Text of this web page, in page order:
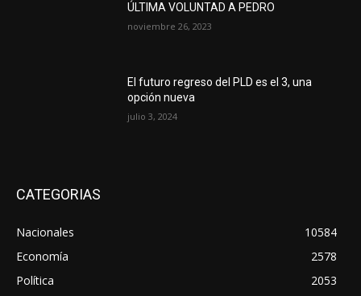
ÚLTIMA VOLUNTAD A PEDRO
noviembre 26, 2023
El futuro regreso del PLD es el 3, una
opción nueva
julio 3, 2024
CATEGORIAS
Nacionales
10584
Economía
2578
Política
2053